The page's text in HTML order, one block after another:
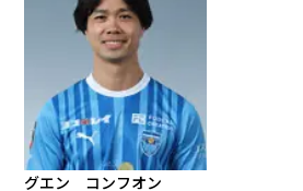
グエン コンフオン